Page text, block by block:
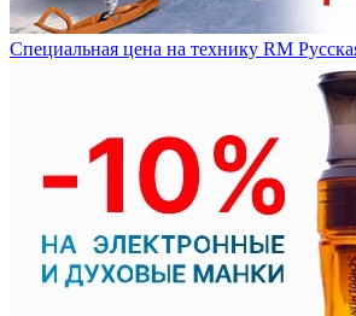
Специальная цена на технику RM